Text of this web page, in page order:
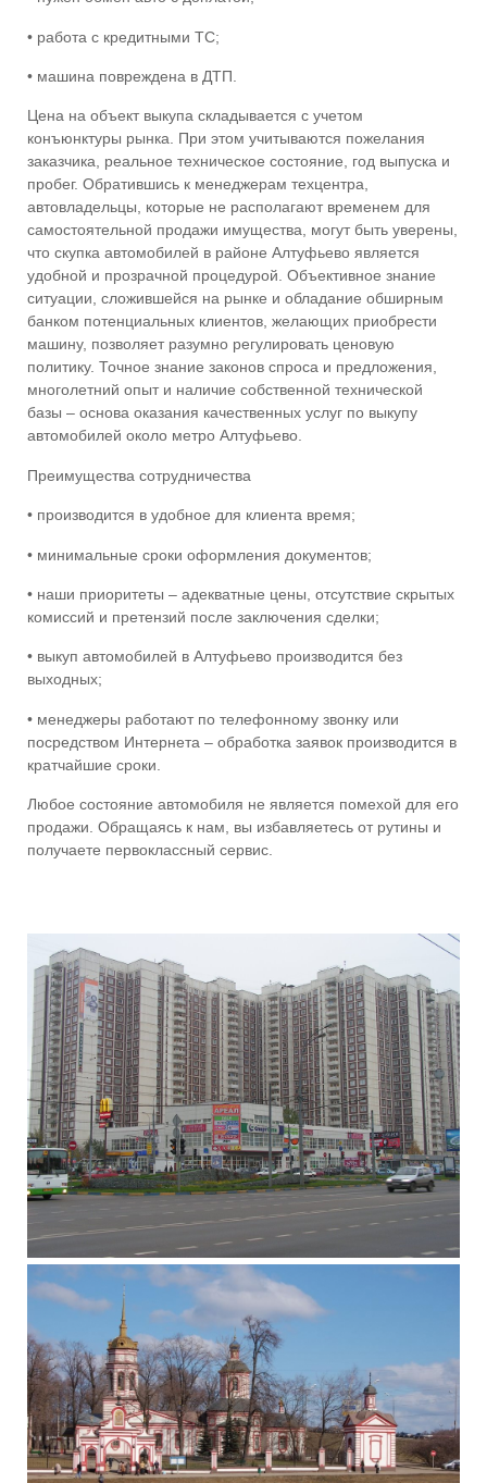
• работа с кредитными ТС;
• машина повреждена в ДТП.
Цена на объект выкупа складывается с учетом
конъюнктуры рынка. При этом учитываются пожелания
заказчика, реальное техническое состояние, год выпуска и
пробег. Обратившись к менеджерам техцентра,
автовладельцы, которые не располагают временем для
самостоятельной продажи имущества, могут быть уверены,
что скупка автомобилей в районе Алтуфьево является
удобной и прозрачной процедурой. Объективное знание
ситуации, сложившейся на рынке и обладание обширным
банком потенциальных клиентов, желающих приобрести
машину, позволяет разумно регулировать ценовую
политику. Точное знание законов спроса и предложения,
многолетний опыт и наличие собственной технической
базы – основа оказания качественных услуг по выкупу
автомобилей около метро Алтуфьево.
Преимущества сотрудничества
• производится в удобное для клиента время;
• минимальные сроки оформления документов;
• наши приоритеты – адекватные цены, отсутствие скрытых
комиссий и претензий после заключения сделки;
• выкуп автомобилей в Алтуфьево производится без
выходных;
• менеджеры работают по телефонному звонку или
посредством Интернета – обработка заявок производится в
кратчайшие сроки.
Любое состояние автомобиля не является помехой для его
продажи. Обращаясь к нам, вы избавляетесь от рутины и
получаете первоклассный сервис.